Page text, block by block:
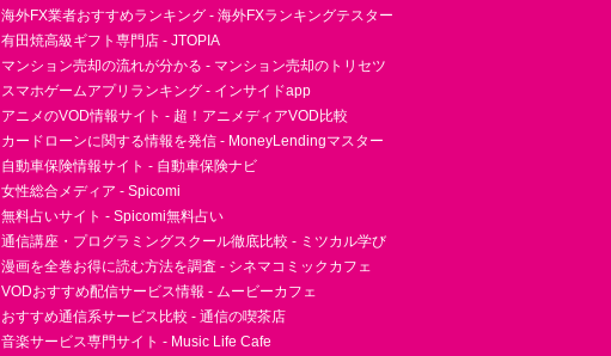
海外FX業者おすすめランキング - 海外FXランキングテスター
有田焼高級ギフト専門店 - JTOPIA
マンション売却の流れが分かる - マンション売却のトリセツ
スマホゲームアプリランキング - インサイドapp
アニメのVOD情報サイト - 超！アニメディアVOD比較
カードローンに関する情報を発信 - MoneyLendingマスター
自動車保険情報サイト - 自動車保険ナビ
女性総合メディア - Spicomi
無料占いサイト - Spicomi無料占い
通信講座・プログラミングスクール徹底比較 - ミツカル学び
漫画を全巻お得に読む方法を調査 - シネマコミックカフェ
VODおすすめ配信サービス情報 - ムービーカフェ
おすすめ通信系サービス比較 - 通信の喫茶店
音楽サービス専門サイト - Music Life Cafe